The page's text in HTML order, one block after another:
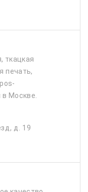
ткацкая
печать,
Москве.
д. 19